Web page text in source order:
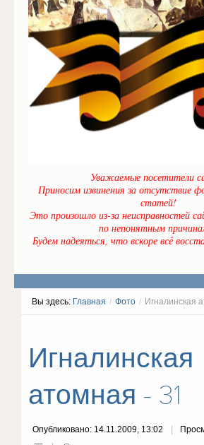
Уважаемые посетители
Приносим извинения за отсутствие
статей!
Это произошло из-за неисправностей
по непонятным
Будем надеяться, что вскоре всё
Вы здесь: Главная / Фото / Игналинская
Игналинская
атомная - 31
Опубликовано: 14.11.2009, 13:02